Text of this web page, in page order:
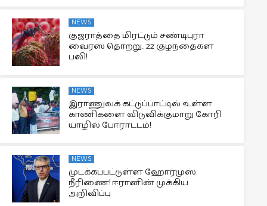
NEWS
குஜராத்தை மிரட்டும் சண்டிபுரா
வைரஸ் தொற்று.. 22 குழந்தைகள்
பலி!
NEWS
இராணுவக் கட்டுப்பாட்டில் உள்ள
காணிகளை விடுவிக்குமாறு கோரி
யாழில் போராட்டம்!
NEWS
முடக்கப்பட்டுள்ள ஹோர்முஸ்
நீரிணை! ஈரானின் முக்கிய
அறிவிப்பு